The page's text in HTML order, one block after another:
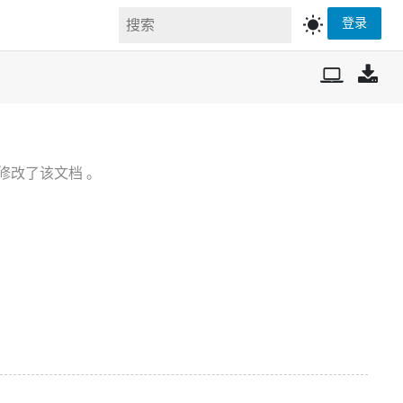
wb_sunny 登录
改了该文档 。